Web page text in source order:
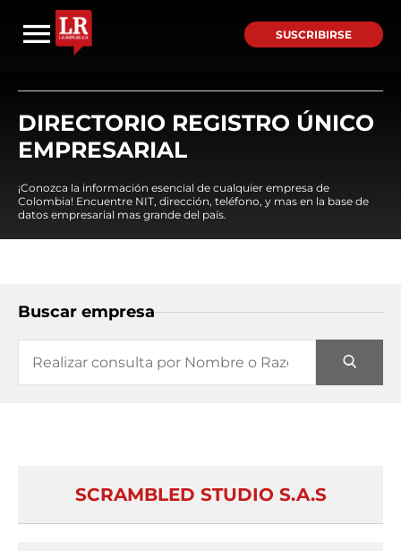
SUSCRIBIRSE
DIRECTORIO REGISTRO ÚNICO
EMPRESARIAL
¡Conozca la información esencial de cualquier empresa de
Colombia! Encuentre NIT, dirección, teléfono, y mas en la base de
datos empresarial mas grande del país.
Buscar empresa
SCRAMBLED STUDIO S.A.S